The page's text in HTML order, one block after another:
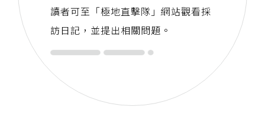
讀者可至「極地直擊隊」網站觀看採
訪日記，並提出相關問題。